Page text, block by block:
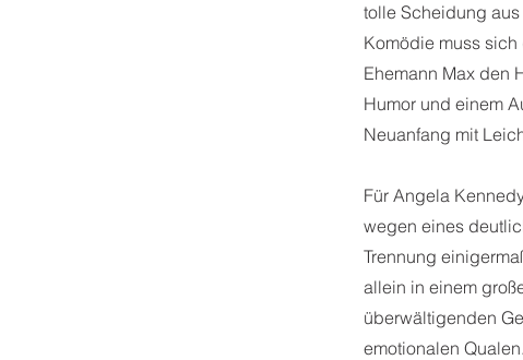
tolle Scheidung
Komödie muss
Ehemann Max den
Humor und einem
Neuanfang mit
Für Angela
wegen eines
Trennung
allein in einem
überwältigenden
emotionalen Qualen.